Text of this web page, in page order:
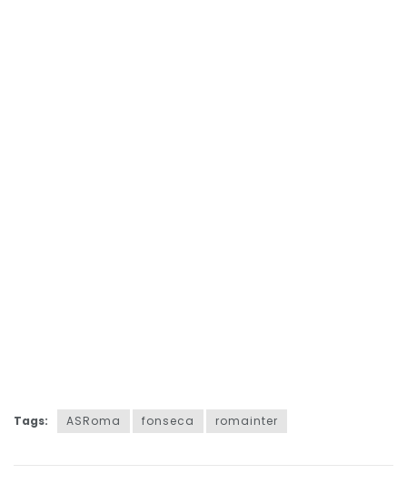
Tags: ASRoma fonseca romainter